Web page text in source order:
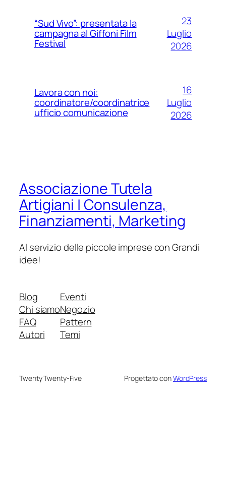
“Sud Vivo”: presentata la
campagna al Giffoni Film
Festival
23
Luglio
2026
Lavora con noi:
coordinatore/coordinatrice
ufficio comunicazione
16
Luglio
2026
Associazione Tutela
Artigiani | Consulenza,
Finanziamenti, Marketing
Al servizio delle piccole imprese con Grandi
idee!
Blog
Chi siamo
FAQ
Autori
Eventi
Negozio
Pattern
Temi
Twenty Twenty-Five Progettato conWordPress